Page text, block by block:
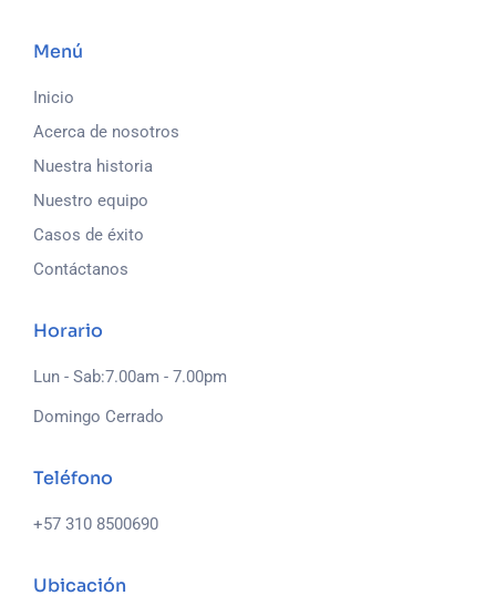
Menú
Inicio
Acerca de nosotros
Nuestra historia
Nuestro equipo
Casos de éxito
Contáctanos
Horario
Lun - Sab:7.00am - 7.00pm
Domingo Cerrado
Teléfono
+57 310 8500690
Ubicación